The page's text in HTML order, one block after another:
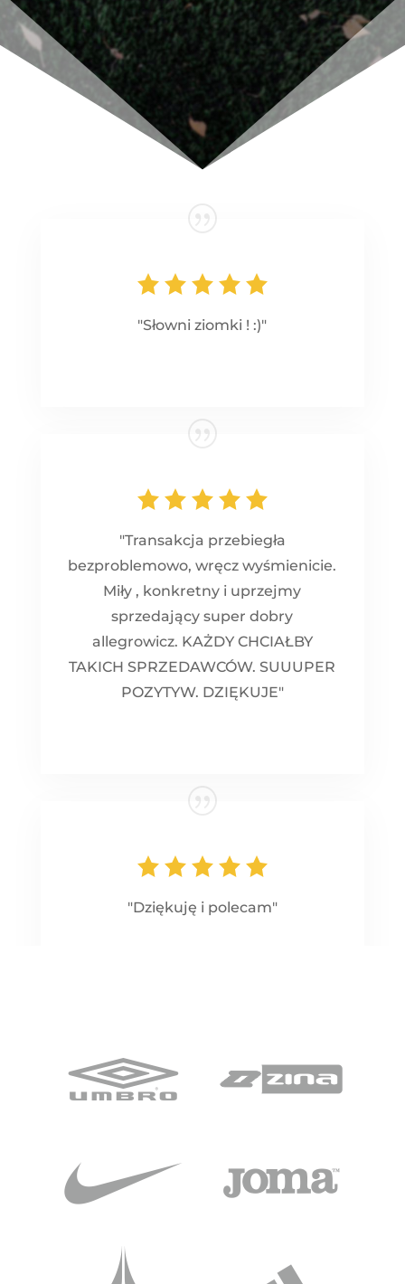
"Słowni ziomki ! :)"
"Transakcja przebiegła
bezproblemowo, wręcz wyśmienicie.
Miły , konkretny i uprzejmy
sprzedający super dobry
allegrowicz. KAŻDY CHCIAŁBY
TAKICH SPRZEDAWCÓW. SUUUPER
POZYTYW. DZIĘKUJE"
"Dziękuję i polecam"